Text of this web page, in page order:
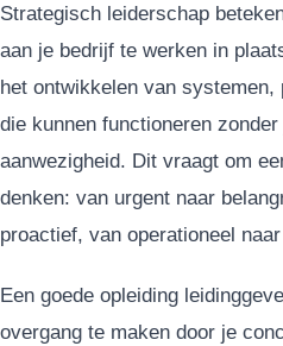
Strategisch leiderschap
aan je bedrijf te werken in
het ontwikkelen van systemen,
die kunnen functioneren
aanwezigheid. Dit vraagt om
denken: van urgent naar
proactief, van operationeel
Een goede opleiding
overgang te maken door je